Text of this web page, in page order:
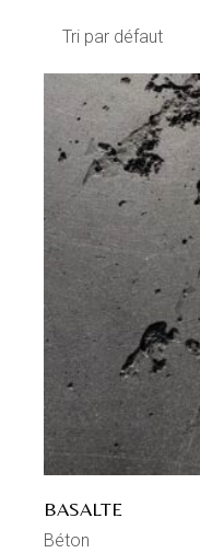
Tri par défaut
BASALTE
Béton